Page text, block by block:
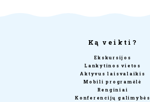
Ką veikti?
Ekskursijos
Lankytinos vietos
Aktyvus laisvalaikis
Mobili programėlė
Renginiai
Konferencijų galimybės